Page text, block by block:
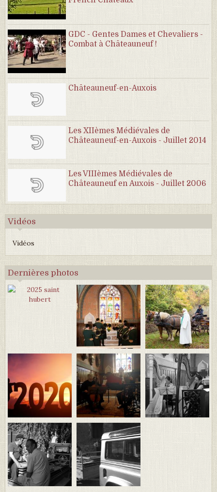
GDC - Gentes Dames et Chevaliers -
Combat à Châteauneuf !
Châteauneuf-en-Auxois
Les XIIèmes Médiévales de
Châteauneuf-en-Auxois - Juillet 2014
Les VIIIèmes Médiévales de
Châteauneuf en Auxois - Juillet 2006
Vidéos
Vidéos
Dernières photos